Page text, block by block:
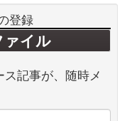
登録
ァイル
記事が、随時メ